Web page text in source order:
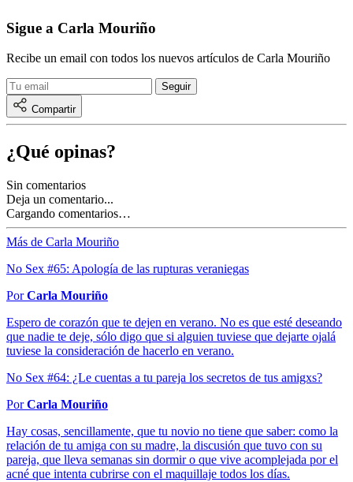
Sigue a Carla Mouriño
Recibe un email con todos los nuevos artículos de Carla Mouriño
Compartir
¿Qué opinas?
Sin comentarios
Deja un comentario...
Cargando comentarios…
Más de Carla Mouriño
No Sex #65: Apología de las rupturas veraniegas
PorCarla Mouriño
Espero de corazón que te dejen en verano. No es que esté deseando
que nadie te deje, sólo digo que si alguien tuviese que dejarte ojalá
tuviese la consideración de hacerlo en verano.
No Sex #64: ¿Le cuentas a tu pareja los secretos de tus amigxs?
PorCarla Mouriño
Hay cosas, sencillamente, que tu novio no tiene que saber: como la
relación de tu amiga con su madre, la discusión que tuvo con su
pareja, que lleva semanas sin dormir o que vive acomplejada por el
acné que intenta cubrirse con el maquillaje todos los días.